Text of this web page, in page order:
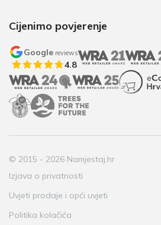
Cijenimo povjerenje
Google reviews
4.8
© 2015 - 2026 Namjestaj.hr
Izjava o privatnosti
Uvjeti prodaje i opći uvjeti
Politika kolačića